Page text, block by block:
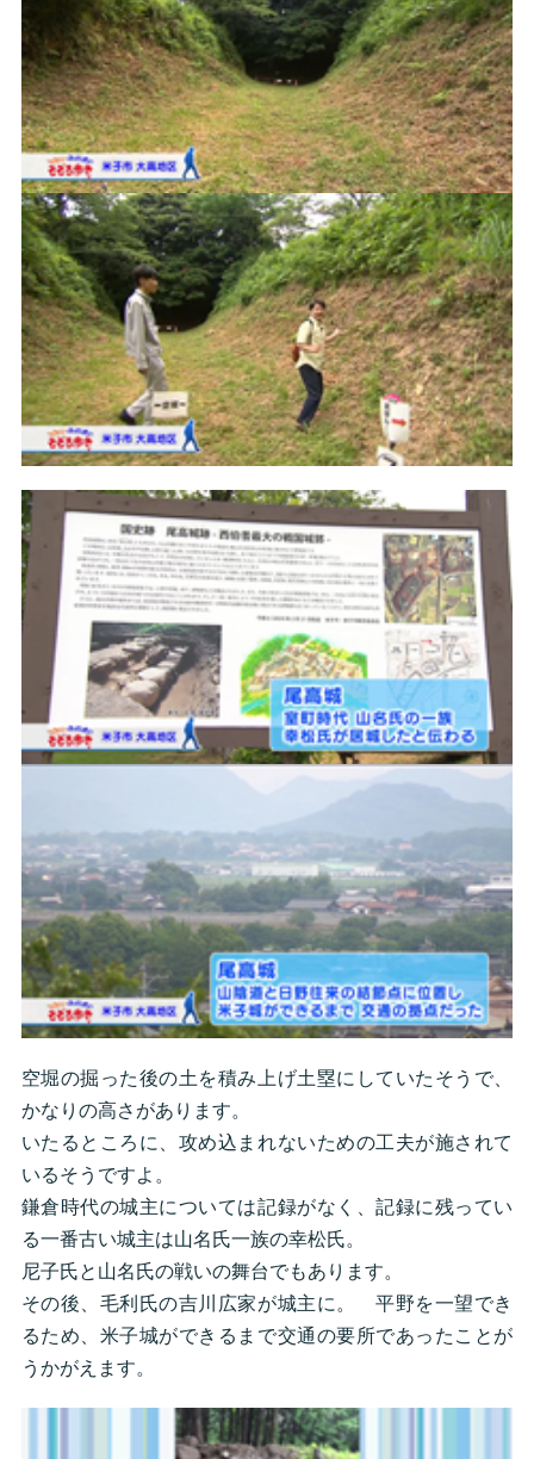
空堀の掘った後の土を積み上げ土塁にしていたそうで、
かなりの高さがあります。
いたるところに、攻め込まれないための工夫が施されて
いるそうですよ。
鎌倉時代の城主については記録がなく、記録に残ってい
る一番古い城主は山名氏一族の幸松氏。
尼子氏と山名氏の戦いの舞台でもあります。
その後、毛利氏の吉川広家が城主に。 平野を一望でき
るため、米子城ができるまで交通の要所であったことが
うかがえます。